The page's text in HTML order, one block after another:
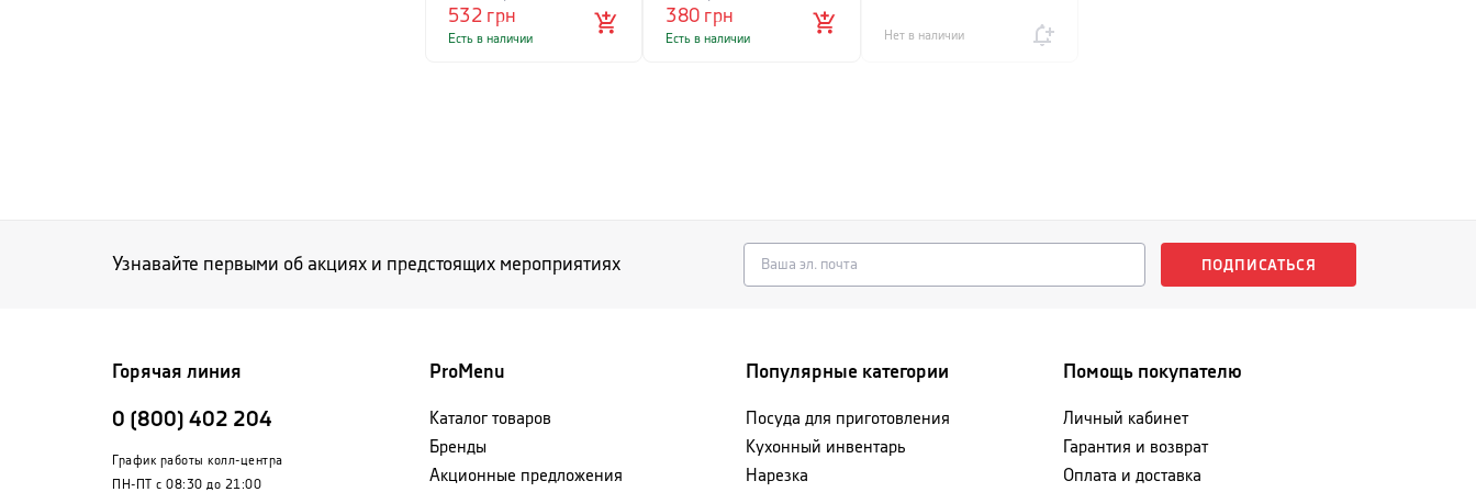
532 грн
Есть в наличии
380 грн
Есть в наличии Нет в наличии
Узнавайте первыми об акциях и предстоящих мероприятиях ПОДПИСАТЬСЯ
Горячая линия
0 (800) 402 204
График работы колл-центра
ПН-ПТ с 08:30 до 21:00
ProMenu
Каталог товаров
Бренды
Акционные предложения
Популярные категории
Посуда для приготовления
Кухонный инвентарь
Нарезка
Помощь покупателю
Личный кабинет
Гарантия и возврат
Оплата и доставка